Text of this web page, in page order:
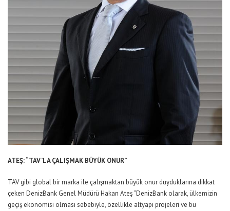
ATEŞ: “TAV’LA ÇALIŞMAK BÜYÜK ONUR”
TAV gibi global bir marka ile çalışmaktan büyük onur duyduklarına dikkat
çeken DenizBank Genel Müdürü Hakan Ateş “DenizBank olarak, ülkemizin
geçiş ekonomisi olması sebebiyle, özellikle altyapı projeleri ve bu